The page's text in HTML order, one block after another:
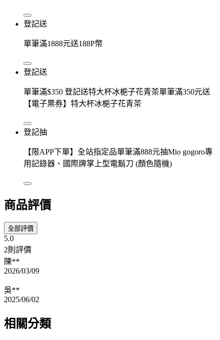
登記送
單筆滿1888元送188P幣
登記送
單筆滿$350 登記送特大杯冰梔子花青茶單筆滿350元送
【電子票券】特大杯冰梔子花青茶
登記抽
【限APP下單】全站指定品單筆滿888元抽Mio gogoro專
用記錄器、國際牌掌上型電鬍刀 (顏色隨機)
商品評價
全部評價
5.0
2則評價
陳**
2026/03/09
吳**
2025/06/02
相關分類